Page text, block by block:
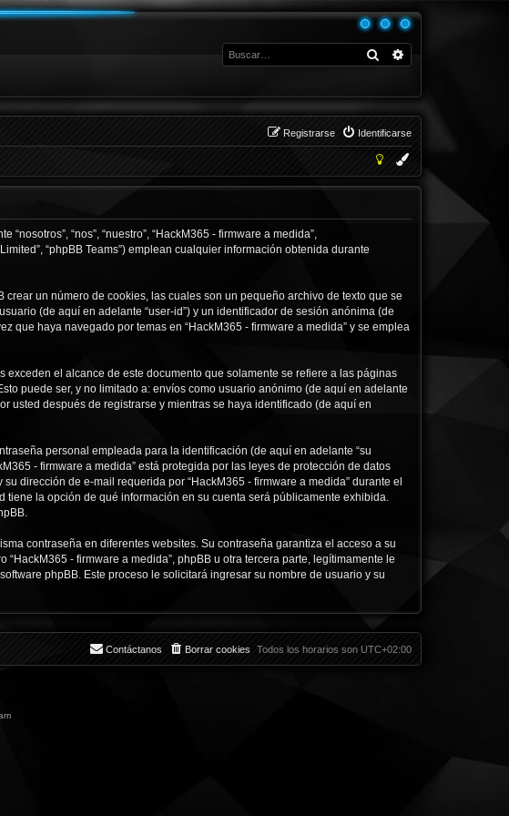
Buscar
Identificarse
Registrarse
“nos”, “nuestro”, “HackM365 - firmware a medida”,
“phpBB Teams”) emplean cualquier información obtenida durante
un número de cookies, las cuales son un pequeño archivo de texto que se
(de aquí en adelante “user-id”) y un identificador de sesión anónima (de
que haya navegado por temas en “HackM365 - firmware a medida” y se emplea
exceden el alcance de este documento que solamente se refiere a las páginas
puede ser, y no limitado a: envíos como usuario anónimo (de aquí en adelante
usted después de registrarse y mientras se haya identificado (de aquí en
personal empleada para la identificación (de aquí en adelante “su
- firmware a medida” está protegida por las leyes de protección de datos
dirección de e-mail requerida por “HackM365 - firmware a medida” durante el
tiene la opción de qué información en su cuenta será públicamente exhibida.
contraseña en diferentes websites. Su contraseña garantiza el acceso a su
- firmware a medida”, phpBB u otra tercera parte, legítimamente le
phpBB. Este proceso le solicitará ingresar su nombre de usuario y su
Todos los horarios son UTC+02:00
Borrar cookies
Contáctanos